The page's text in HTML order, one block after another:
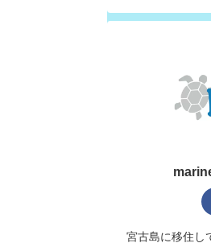
宮古島に移住し